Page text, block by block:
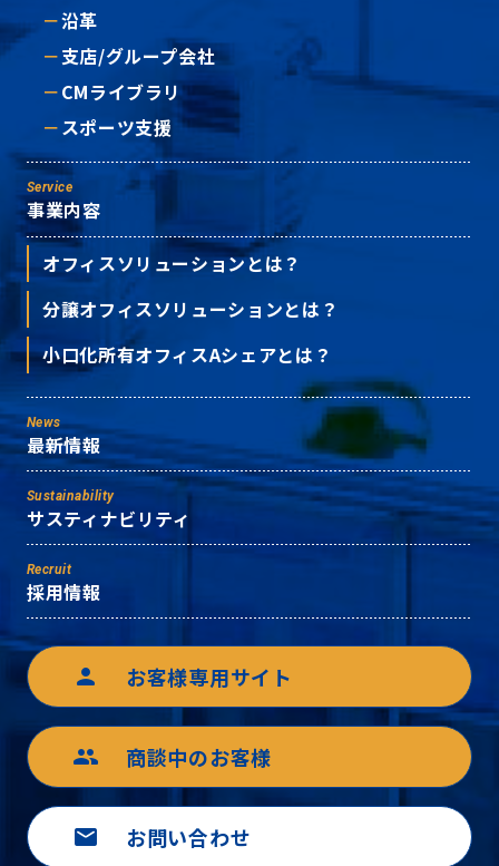
沿革
支店/グループ会社
CMライブラリ
スポーツ支援
Service
事業内容
オフィスソリューションとは？
分譲オフィスソリューションとは？
小口化所有オフィスAシェアとは？
News
最新情報
Sustainability
サスティナビリティ
Recruit
採用情報
person お客様専用サイト
group 商談中のお客様
mail お問い合わせ